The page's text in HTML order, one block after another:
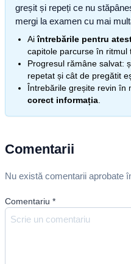
greșit și repeți ce nu
mergi la examen cu mai
Aiîntrebările pentru
capitole parcurse în ritmul
Progresul rămâne salvat:
repetat și cât de pregătit
Întrebările greșite revin în
corect informația
Comentarii
Nu există comentarii aprobate
Comentariu *